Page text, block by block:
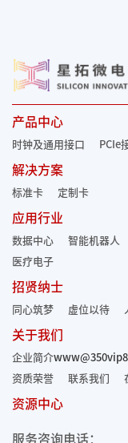
产品中心
时钟及通用接口 PCIe
解决方案
标准卡 定制卡
应用行业
数据中心 智能机器人
医疗电子
招贤纳士
同心筑梦 虚位以待
关于我们
企业简介
资质荣誉
联系我们
资源中心
服务咨询电话：